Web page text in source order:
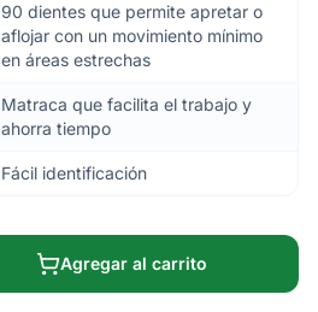
90 dientes que permite apretar o
aflojar con un movimiento mínimo
en áreas estrechas
Matraca que facilita el trabajo y
ahorra tiempo
Fácil identificación
Agregar al carrito